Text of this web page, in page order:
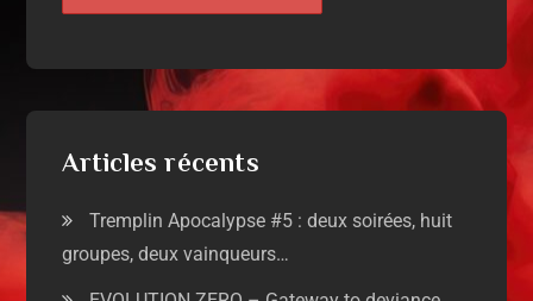
Articles récents
Tremplin Apocalypse #5 : deux soirées, huit
groupes, deux vainqueurs…